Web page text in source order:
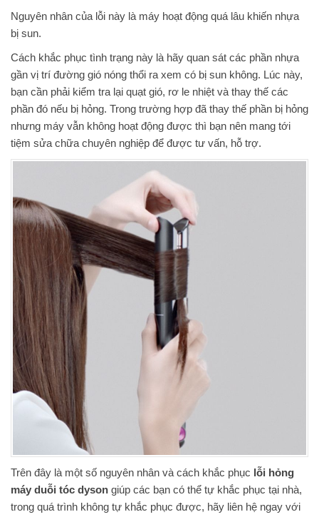
Nguyên nhân của lỗi này là máy hoạt động quá lâu khiến nhựa
bị sun.
Cách khắc phục tình trạng này là hãy quan sát các phần nhựa
gần vị trí đường gió nóng thổi ra xem có bị sun không. Lúc này,
bạn cần phải kiểm tra lại quạt gió, rơ le nhiệt và thay thế các
phần đó nếu bị hỏng. Trong trường hợp đã thay thế phần bị hỏng
nhưng máy vẫn không hoạt động được thì bạn nên mang tới
tiệm sửa chữa chuyên nghiệp để được tư vấn, hỗ trợ.
Trên đây là một số nguyên nhân và cách khắc phục lỗi hỏng
máy duỗi tóc dyson giúp các bạn có thể tự khắc phục tại nhà,
trong quá trình không tự khắc phục được, hãy liên hệ ngay với